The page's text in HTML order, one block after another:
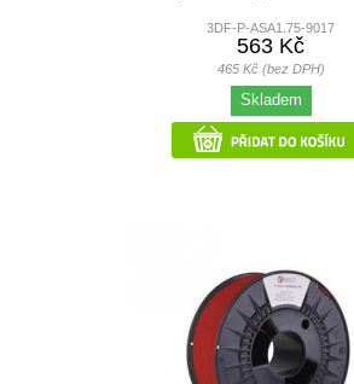
3DF-P-ASA1.75-9017
563 Kč
465 Kč (bez DPH)
Skladem